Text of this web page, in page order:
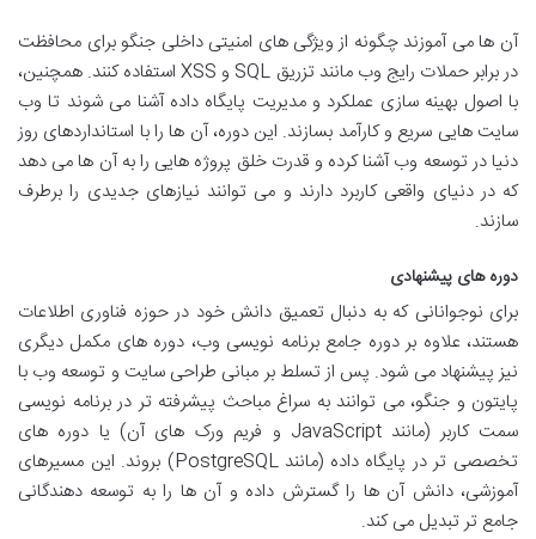
آن ها می آموزند چگونه از ویژگی های امنیتی داخلی جنگو برای محافظت
در برابر حملات رایج وب مانند تزریق SQL و XSS استفاده کنند. همچنین،
با اصول بهینه سازی عملکرد و مدیریت پایگاه داده آشنا می شوند تا وب
سایت هایی سریع و کارآمد بسازند. این دوره، آن ها را با استانداردهای روز
دنیا در توسعه وب آشنا کرده و قدرت خلق پروژه هایی را به آن ها می دهد
که در دنیای واقعی کاربرد دارند و می توانند نیازهای جدیدی را برطرف
سازند.
دوره های پیشنهادی
برای نوجوانانی که به دنبال تعمیق دانش خود در حوزه فناوری اطلاعات
هستند، علاوه بر دوره جامع برنامه نویسی وب، دوره های مکمل دیگری
نیز پیشنهاد می شود. پس از تسلط بر مبانی طراحی سایت و توسعه وب با
پایتون و جنگو، می توانند به سراغ مباحث پیشرفته تر در برنامه نویسی
سمت کاربر (مانند JavaScript و فریم ورک های آن) یا دوره های
تخصصی تر در پایگاه داده (مانند PostgreSQL) بروند. این مسیرهای
آموزشی، دانش آن ها را گسترش داده و آن ها را به توسعه دهندگانی
جامع تر تبدیل می کند.